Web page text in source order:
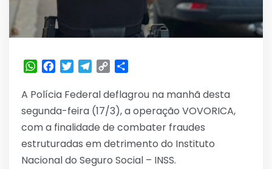
WhatsApp
Facebook
TwitterTelegram
Copy
A Polícia Federal deflagrou na manhã desta
segunda-feira (17/3), a operação VOVORICA,
com a finalidade de combater fraudes
estruturadas em detrimento do Instituto
Nacional do Seguro Social – INSS.